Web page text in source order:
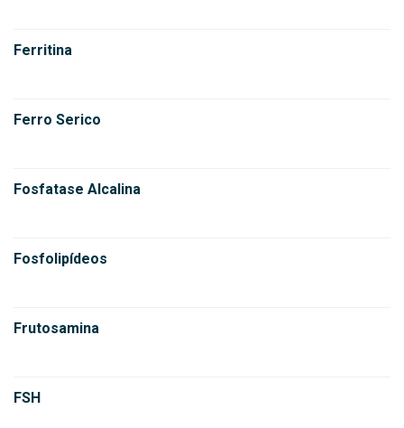
Ferritina
Ferro Serico
Fosfatase Alcalina
Fosfolipídeos
Frutosamina
FSH